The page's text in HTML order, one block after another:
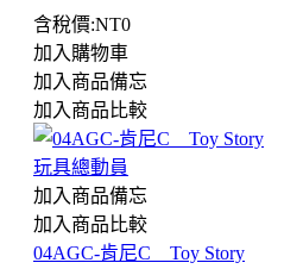
含稅價:NT0
加入購物車
加入商品備忘
加入商品比較
加入商品備忘
加入商品比較
04AGC-肯尼C Toy Story